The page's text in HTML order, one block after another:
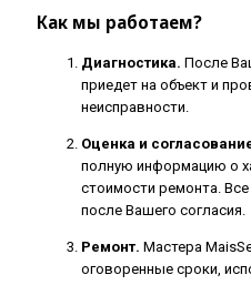
Как мы работаем?
Диагностика. После
приедет на объект и
неисправности.
Оценка и
полную информацию о
стоимости ремонта.
после Вашего согласия.
Ремонт. Мастера
оговоренные сроки,